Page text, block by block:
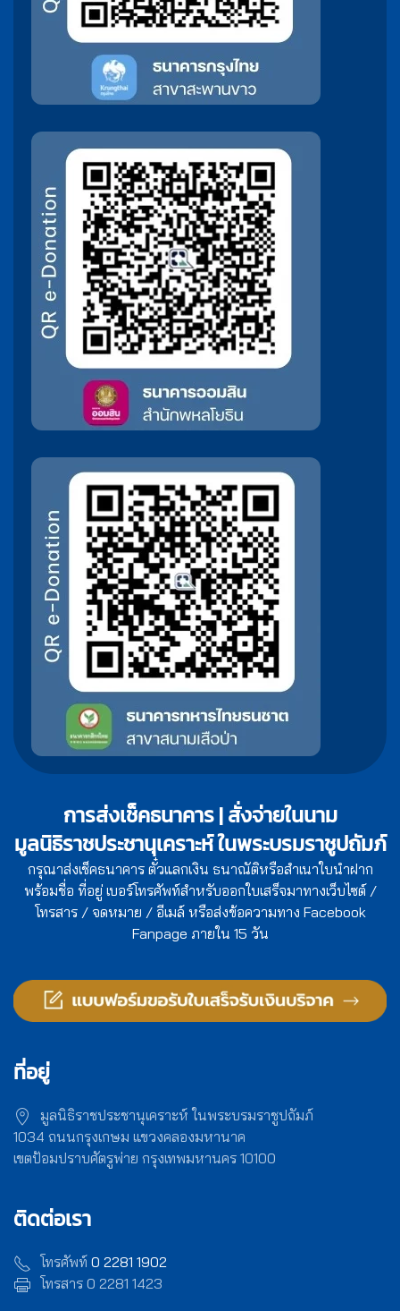
การส่งเช็คธนาคาร | สั่งจ่ายในนาม
มูลนิธิราชประชานุเคราะห์ ในพระบรมราชูปถัมภ์
กรุณาส่งเช็คธนาคาร ตั๋วแลกเงิน ธนาณัติหรือสำเนาใบนำฝาก
พร้อมชื่อ ที่อยู่ เบอร์โทรศัพท์สำหรับออกใบเสร็จมาทางเว็บไซต์ /
โทรสาร / จดหมาย / อีเมล์ หรือส่งข้อความทาง Facebook
Fanpage ภายใน 15 วัน
ที่อยู่
มูลนิธิราชประชานุเคราะห์ ในพระบรมราชูปถัมภ์
1034 ถนนกรุงเกษม แขวงคลองมหานาค
เขตป้อมปราบศัตรูพ่าย กรุงเทพมหานคร 10100
ติดต่อเรา
โทรศัพท์ 0 2281 1902
โทรสาร 0 2281 1423